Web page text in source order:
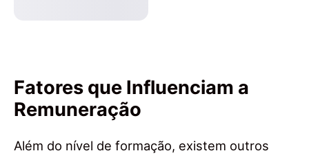
Fatores que Influenciam a
Remuneração
Além do nível de formação, existem outros